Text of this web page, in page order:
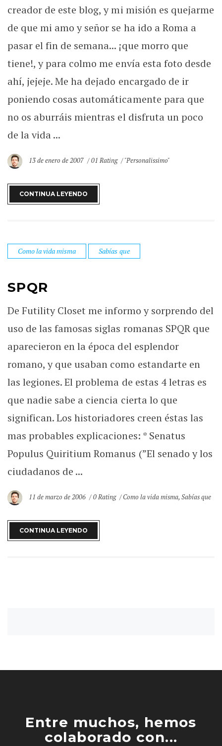
creador de este blog, y mi misión es quejarme
de que mi amo y señor se ha ido a Roma a
pasar el fin de semana... ¡que morro que
tiene!, y para colmo me envía esta foto desde
ahí, jejeje. Me ha dejado encargado de ir
poniendo cosas automáticamente para que
no os aburráis mientras el disfruta un poco
de la vida ...
13 de enero de 2007 01 Rating "Personalissimo"
CONTINUA LEYENDO
Como la vida misma Sabías que
SPQR
De Futility Closet me informo y sorprendo del
uso de las famosas siglas romanas SPQR que
aparecieron en la época del esplendor
romano, y que usaban como estandarte en
las legiones. El problema de estas 4 letras es
que nadie sabe a ciencia cierta lo que
significan. Los historiadores creen éstas las
mas probables explicaciones: * Senatus
Populus Quiritium Romanus (”El senado y los
ciudadanos de ...
11 de marzo de 2006 0 Rating Como la vida misma,Sabías que
CONTINUA LEYENDO
Entre muchos, hemos
colaborado con...